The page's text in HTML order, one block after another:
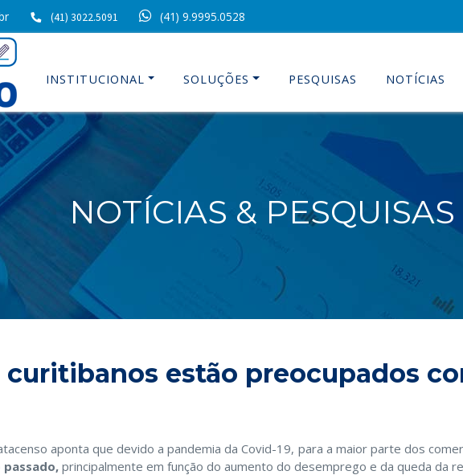
(41) 3022.5091 (41) 9.9995.0528
INSTITUCIONAL SOLUÇÕES PESQUISAS NOTÍCIAS
NOTÍCIAS & PESQUISAS
estão preocupados
aponta que devido a pandemia da Covid-19, para a maior parte dos
principalmente em função do aumento do desemprego e da queda da